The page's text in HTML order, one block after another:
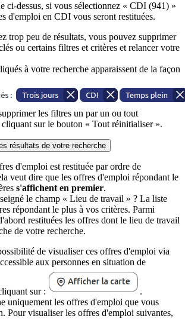
ci-dessus, si vous sélectionnez « CDI (941) »
d'emploi en CDI vous seront restituées.
trop peu de résultats, vous pouvez supprimer
ou certains filtres et critères et relancer votre
à votre recherche apparaissent de la façon
les filtres un par un ou tout
sur le bouton « Tout réinitialiser ».
résultats de votre recherche
d'emploi est restituée par ordre de
veut dire que les offres d'emploi répondant le
s'affichent en premier.
le champ « Lieu de travail » ? La liste
répondant le plus à vos critères. Parmi
restituées les offres dont le lieu de travail
de votre recherche.
de visualiser ces offres d'emploi via
aux personnes en situation de
sur :
.
uniquement les offres d'emploi que vous
Pour visualiser les offres d'emploi suivantes,